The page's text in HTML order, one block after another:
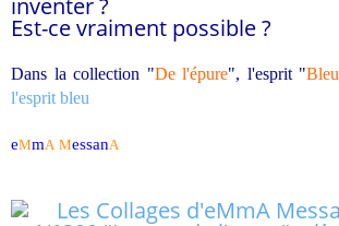
inventer ?
Est-ce vraiment possible ?
Dans la collection "De l'épure", l'esprit "Bleu
l'esprit bleu
eMmA MessanA